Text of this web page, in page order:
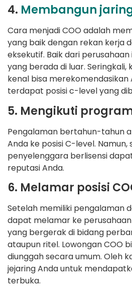
4. Membangun
Cara menjadi COO adalah
yang baik dengan rekan kerja
eksekutif. Baik dari
yang berada di luar. Seringkali,
kenal bisa merekomendasikan
terdapat posisi c-level yang
5. Mengikuti
Pengalaman bertahun-tahun
Anda ke posisi C-level. Namun,
penyelenggara berlisensi
reputasi Anda.
6. Melamar posisi
Setelah memiliki pengalaman
dapat melamar ke
yang bergerak di bidang
ataupun ritel. Lowongan COO
diunggah secara umum. Oleh
jejaring Anda untuk
terbuka.